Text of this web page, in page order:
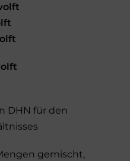
DHN für den
gemischt,